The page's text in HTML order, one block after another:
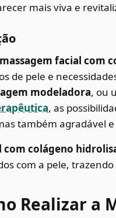
mais viva e
massagem facial com
de pele e
modeladora, ou
, as
também agradável
com colágeno
com a pele,
Realizar a